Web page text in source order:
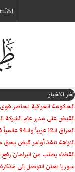
اخر الاخبار
الحكومة العراقية تحاصر قوى
القبض على مدير عام الشركة
العراق الـ12 عربياً والـ94 عالمياً في مؤشر الدبلوماسية والشراكة الدولية
النزاهة تنفذ أوامر قبض بحق
القضاء يطلب من البرلمان
سوريا تعلن التوصل إلى